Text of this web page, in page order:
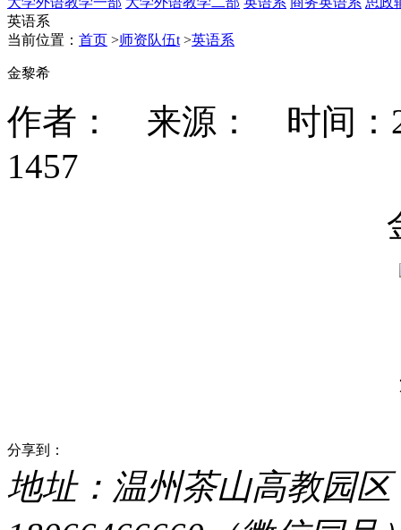
英语系
当前位置： 首页 >师资队伍t >英语系
金黎希
作者： 来源： 时间：
1457
分享到：
地址：温州茶山高教园区